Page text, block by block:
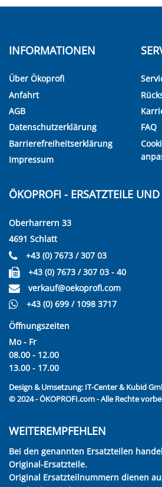
INFORMATIONEN
Über Ökoprofi
Anfahrt
AGB
Datenschutzerklärung
Barrierefreiheitserklärung
Impressum
FAQ
ÖKOPROFI - ERSATZTEILE
Oberharrern 33
4691 Schlatt
+43 (0) 7673 / 307 03
+43 (0) 7673 / 307 03 - 40
verkauf@oekoprofi.com
+43 (0) 699 / 1098 3717
Öffnungszeiten
Mo - Fr
08.00 - 12.00
13.00 - 17.00
Design & Umsetzung: IT-Center & Kubid
© 2024 - ÖKOPROFI.com - Alle Rechte
WEITEREMPFEHLEN
Bei den genannten Ersatzteilen
Original-Ersatzteile.
Original Ersatzteilnummern dienen